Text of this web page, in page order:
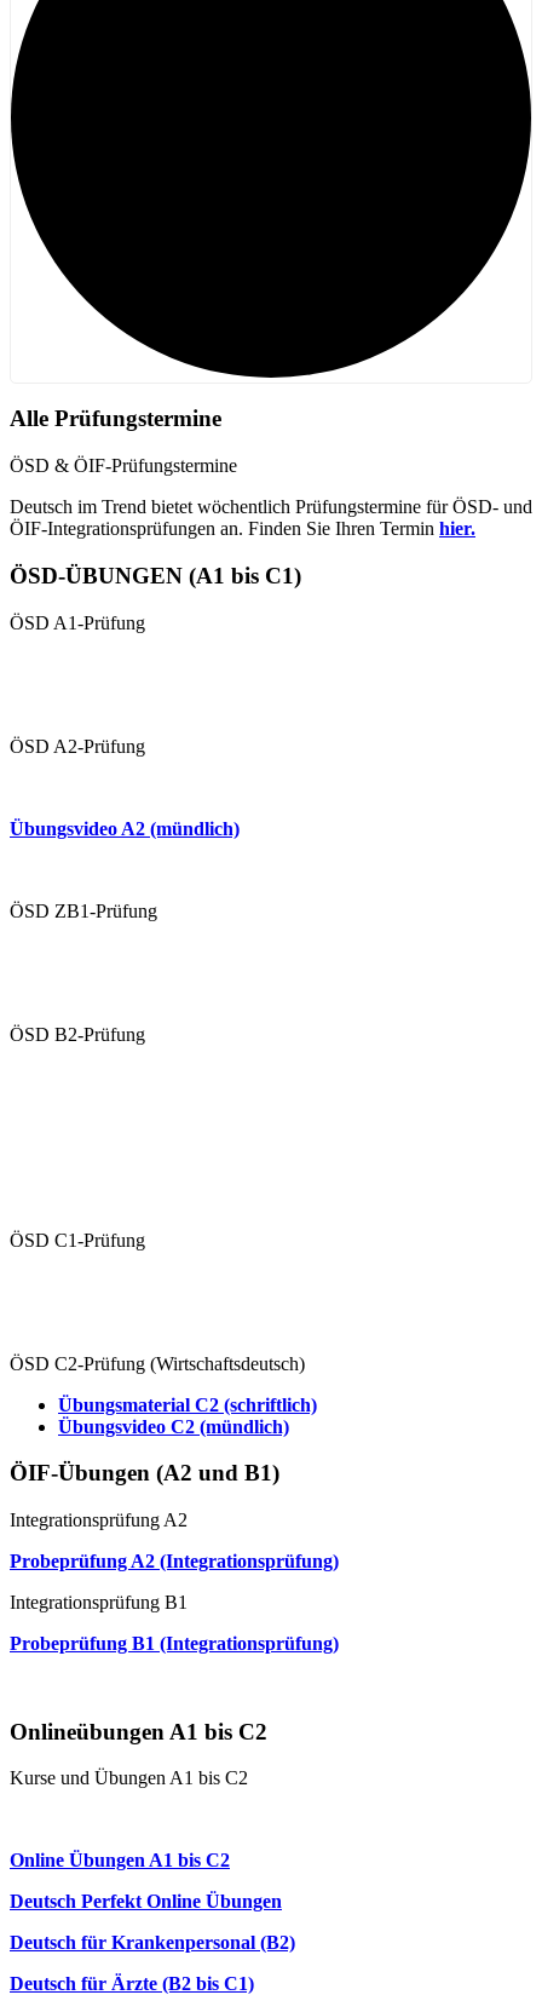
Alle Prüfungstermine
ÖSD & ÖIF-Prüfungstermine
Deutsch im Trend bietet wöchentlich Prüfungstermine für ÖSD- und
ÖIF-Integrationsprüfungen an. Finden Sie Ihren Termin hier.
ÖSD-ÜBUNGEN (A1 bis C1)
ÖSD A1-Prüfung
ÖSD A2-Prüfung
Übungsvideo A2 (mündlich)
ÖSD ZB1-Prüfung
ÖSD B2-Prüfung
ÖSD C1-Prüfung
ÖSD C2-Prüfung (Wirtschaftsdeutsch)
Übungsmaterial C2 (schriftlich)
Übungsvideo C2 (mündlich)
ÖIF-Übungen (A2 und B1)
Integrationsprüfung A2
Probeprüfung A2 (Integrationsprüfung)
Integrationsprüfung B1
Probeprüfung B1 (Integrationsprüfung)
Onlineübungen A1 bis C2
Kurse und Übungen A1 bis C2
Online Übungen A1 bis C2
Deutsch Perfekt Online Übungen
Deutsch für Krankenpersonal (B2)
Deutsch für Ärzte (B2 bis C1)